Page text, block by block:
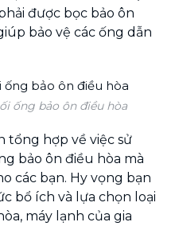
được bọc bảo ôn
bảo vệ các ống dẫn
ống bảo ôn điều hòa
tổng hợp về việc sử
bảo ôn điều hòa mà
các bạn. Hy vọng bạn
bổ ích và lựa chọn loại
máy lạnh của gia